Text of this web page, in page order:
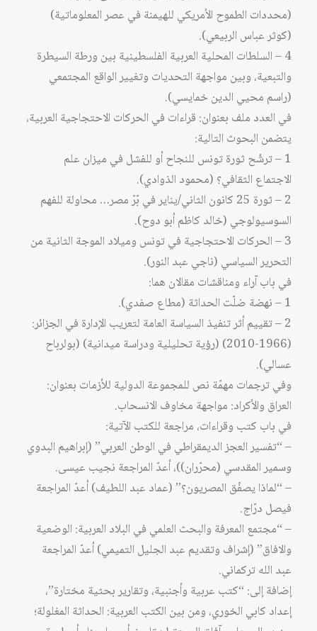
(محددات الطموح الأمريكي للهيمنة في عصر المعلوماتية)
(كوثر عباس الربيعي).
4 – السلطات المحلية العربية الفلسطينية بين ورطة السيطرة
والتبعية، وبين مواجهة التحديات وتغيير الواقع المجتمعي
(راسم محيي الدين خمايسي).
في العدد ملف بعنوان: قراءات في الحركات الاحتجاجية العربية،
يتضمن البحوث التالية:
1 – ترشُح ثورة تونس للنجاح أو للفشل في ميزان علم
الاجتماع الثقافي؟ (محمود الذوادي).
2 – ثورة 25 كانون الثاني/يناير في بّرّ مصر… محاولة للفهم
السوسيولوجي (خالد كاظم أبو دوح).
3 – الحركات الاحتجاجية في تونس وميلاد الموجة الثانية من
التحرير السياسي (ناجي عبد النور).
في باب آراء ومناقشات مقالان هما:
1 – نهضة ضلّت الحداثة (مطاع صفدي).
2 – تقييم أثر تنفيذ السياسة العامة لتعريب الإدارة في الجزائر:
(1966-2010) (رؤية تحليلية ودراسة ميدانية) (بولرباح
عسالي).
وفي ترجمات مهمّة نص للمجموعة الدولية للأزمات بعنوان:
العراق والأكراد: مواجهة مخاوف الانسحاب.
في باب كتب وقراءات، مراجعة للكتب الآتية:
– “تفسير العجز الديمقراطي في الوطن العربي” (إبراهيم البدوي
وسمير المقدسي (محرّران))، أعدّ المراجعة نجيب عيسى.
– “لماذا يصفّق المصريون؟” (عماد عبد اللطيف) أعدّ المراجعة
فيصل درّاج.
– “مجتمع المعرفة والبحث العلمي في البلاد العربية: الوضعية
والافاق” (إشراف وتقديم عبد الجليل التميمي) أعدّ المراجعة
عبد الله تركماني.
إضافة إلى: “كتب عربية وأجنبية، وتقارير بحثية مختارة”،
إعداد كابي الخوري، ومن بين الكتب العربية: الحداثة المغلولة؛